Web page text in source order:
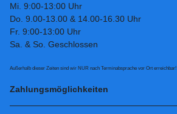
Mi. 9:00-13:00 Uhr
Do. 9.00-13.00 & 14.00-16.30 Uhr
Fr. 9:00-13:00 Uhr
Sa. & So. Geschlossen
Außerhalb dieser Zeiten sind wir NUR nach Terminabsprache vor Ort erreichbar!
Zahlungsmöglichkeiten